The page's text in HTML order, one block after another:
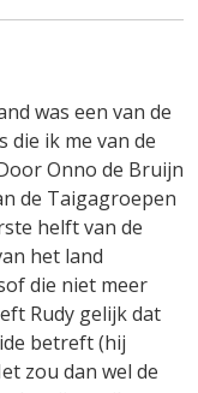
was een van de
die ik me van de
Onno de Bruijn
de Taigagroepen
helft van de
het land
die niet meer
Rudy gelijk dat
betreft (hij
zou dan wel de